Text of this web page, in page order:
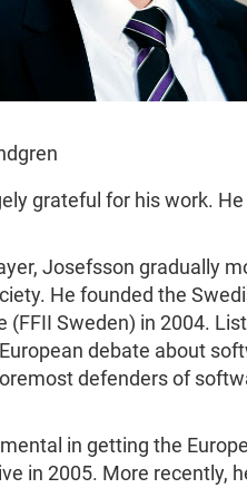
grateful for his work. He
Josefsson gradually
He founded the
Sweden) in 2004.
debate about
defenders of
in getting the
in 2005. More recently,